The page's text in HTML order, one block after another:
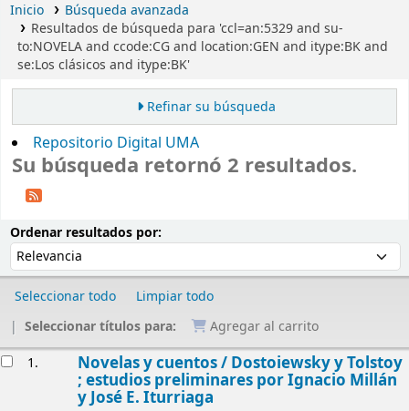
Inicio
Búsqueda avanzada
Resultados de búsqueda para 'ccl=an:5329 and su-
to:NOVELA and ccode:CG and location:GEN and itype:BK and
se:Los clásicos and itype:BK'
Refinar su búsqueda
Repositorio Digital UMA
Su búsqueda retornó 2 resultados.
Ordenar resultados por:
Seleccionar todo
Limpiar todo
Seleccionar títulos para:
Agregar al carrito
1. Novelas y cuentos / Dostoiewsky y Tolstoy
; estudios preliminares por Ignacio Millán
y José E. Iturriaga